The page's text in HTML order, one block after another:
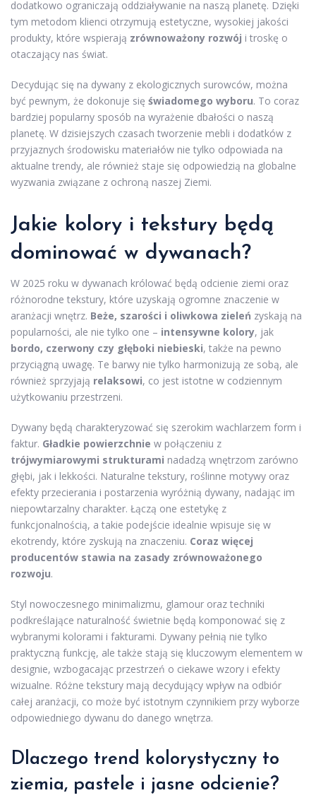
dodatkowo ograniczają oddziaływanie na naszą planetę. Dzięki
tym metodom klienci otrzymują estetyczne, wysokiej jakości
produkty, które wspierają zrównoważony rozwój i troskę o
otaczający nas świat.
Decydując się na dywany z ekologicznych surowców, można
być pewnym, że dokonuje się świadomego wyboru. To coraz
bardziej popularny sposób na wyrażenie dbałości o naszą
planetę. W dzisiejszych czasach tworzenie mebli i dodatków z
przyjaznych środowisku materiałów nie tylko odpowiada na
aktualne trendy, ale również staje się odpowiedzią na globalne
wyzwania związane z ochroną naszej Ziemi.
Jakie kolory i tekstury będą
dominować w dywanach?
W 2025 roku w dywanach królować będą odcienie ziemi oraz
różnorodne tekstury, które uzyskają ogromne znaczenie w
aranżacji wnętrz. Beże, szarości i oliwkowa zieleń zyskają na
popularności, ale nie tylko one – intensywne kolory, jak
bordo, czerwony czy głęboki niebieski, także na pewno
przyciągną uwagę. Te barwy nie tylko harmonizują ze sobą, ale
również sprzyjają relaksowi, co jest istotne w codziennym
użytkowaniu przestrzeni.
Dywany będą charakteryzować się szerokim wachlarzem form i
faktur. Gładkie powierzchnie w połączeniu z
trójwymiarowymi strukturami nadadzą wnętrzom zarówno
głębi, jak i lekkości. Naturalne tekstury, roślinne motywy oraz
efekty przecierania i postarzenia wyróżnią dywany, nadając im
niepowtarzalny charakter. Łączą one estetykę z
funkcjonalnością, a takie podejście idealnie wpisuje się w
ekotrendy, które zyskują na znaczeniu. Coraz więcej
producentów stawia na zasady zrównoważonego
rozwoju.
Styl nowoczesnego minimalizmu, glamour oraz techniki
podkreślające naturalność świetnie będą komponować się z
wybranymi kolorami i fakturami. Dywany pełnią nie tylko
praktyczną funkcję, ale także stają się kluczowym elementem w
designie, wzbogacając przestrzeń o ciekawe wzory i efekty
wizualne. Różne tekstury mają decydujący wpływ na odbiór
całej aranżacji, co może być istotnym czynnikiem przy wyborze
odpowiedniego dywanu do danego wnętrza.
Dlaczego trend kolorystyczny to
ziemia, pastele i jasne odcienie?